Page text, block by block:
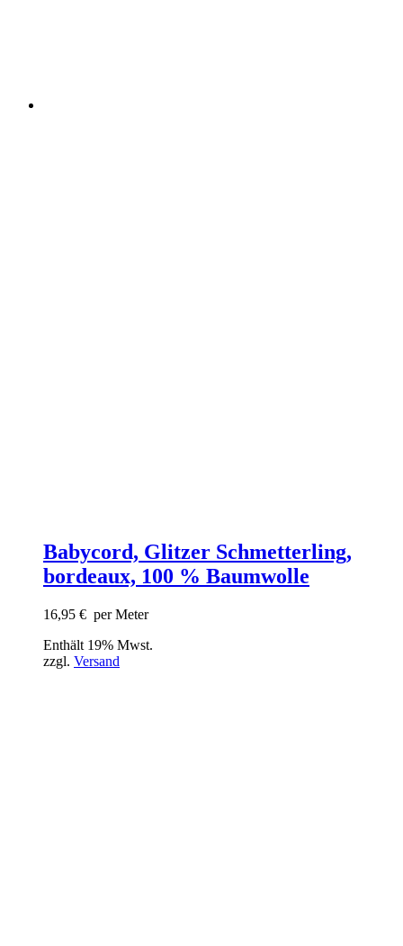
Babycord, Glitzer Schmetterling,
bordeaux, 100 % Baumwolle
16,95 € per Meter
Enthält 19% Mwst.
zzgl. Versand